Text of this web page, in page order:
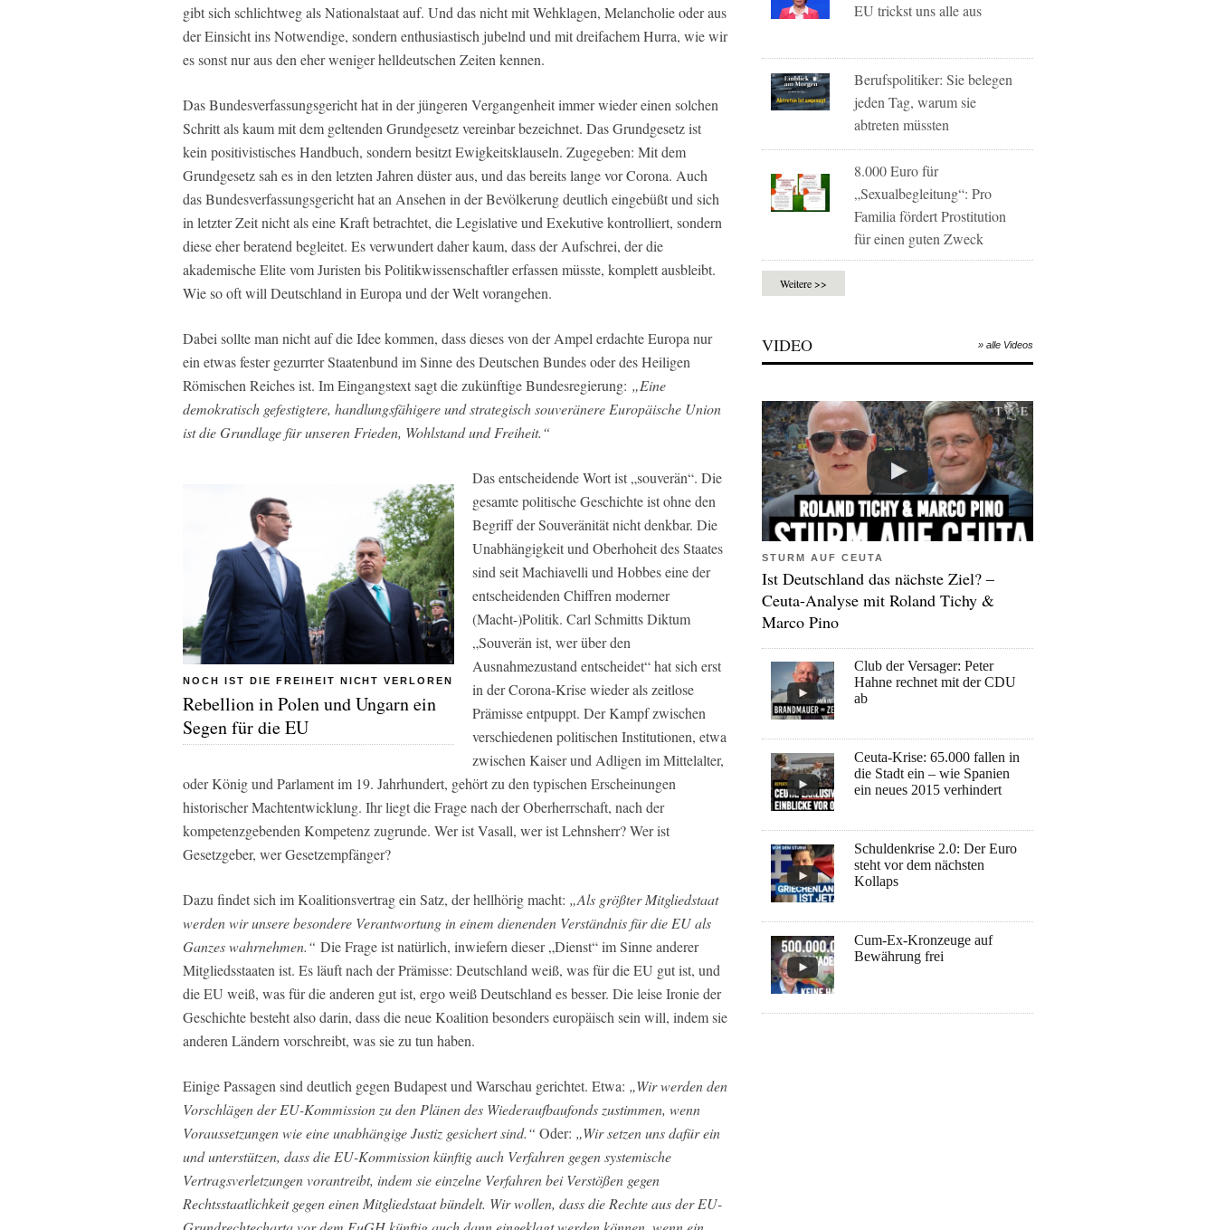
gibt sich schlichtweg als Nationalstaat auf. Und das nicht mit Wehklagen, Melancholie oder aus
der Einsicht ins Notwendige, sondern enthusiastisch jubelnd und mit dreifachem Hurra, wie wir
es sonst nur aus den eher weniger helldeutschen Zeiten kennen.
Das Bundesverfassungsgericht hat in der jüngeren Vergangenheit immer wieder einen solchen
Schritt als kaum mit dem geltenden Grundgesetz vereinbar bezeichnet. Das Grundgesetz ist
kein positivistisches Handbuch, sondern besitzt Ewigkeitsklauseln. Zugegeben: Mit dem
Grundgesetz sah es in den letzten Jahren düster aus, und das bereits lange vor Corona. Auch
das Bundesverfassungsgericht hat an Ansehen in der Bevölkerung deutlich eingebüßt und sich
in letzter Zeit nicht als eine Kraft betrachtet, die Legislative und Exekutive kontrolliert, sondern
diese eher beratend begleitet. Es verwundert daher kaum, dass der Aufschrei, der die
akademische Elite vom Juristen bis Politikwissenschaftler erfassen müsste, komplett ausbleibt.
Wie so oft will Deutschland in Europa und der Welt vorangehen.
Dabei sollte man nicht auf die Idee kommen, dass dieses von der Ampel erdachte Europa nur
ein etwas fester gezurrter Staatenbund im Sinne des Deutschen Bundes oder des Heiligen
Römischen Reiches ist. Im Eingangstext sagt die zukünftige Bundesregierung: „Eine
demokratisch gefestigtere, handlungsfähigere und strategisch souveränere Europäische Union
ist die Grundlage für unseren Frieden, Wohlstand und Freiheit.“
NOCH IST DIE FREIHEIT NICHT VERLOREN
Rebellion in Polen und Ungarn ein
Segen für die EU
Das entscheidende Wort ist „souverän“. Die
gesamte politische Geschichte ist ohne den
Begriff der Souveränität nicht denkbar. Die
Unabhängigkeit und Oberhoheit des Staates
sind seit Machiavelli und Hobbes eine der
entscheidenden Chiffren moderner
(Macht-)Politik. Carl Schmitts Diktum
„Souverän ist, wer über den
Ausnahmezustand entscheidet“ hat sich erst
in der Corona-Krise wieder als zeitlose
Prämisse entpuppt. Der Kampf zwischen
verschiedenen politischen Institutionen, etwa
zwischen Kaiser und Adligen im Mittelalter,
oder König und Parlament im 19. Jahrhundert, gehört zu den typischen Erscheinungen
historischer Machtentwicklung. Ihr liegt die Frage nach der Oberherrschaft, nach der
kompetenzgebenden Kompetenz zugrunde. Wer ist Vasall, wer ist Lehnsherr? Wer ist
Gesetzgeber, wer Gesetzempfänger?
Dazu findet sich im Koalitionsvertrag ein Satz, der hellhörig macht: „Als größter Mitgliedstaat
werden wir unsere besondere Verantwortung in einem dienenden Verständnis für die EU als
Ganzes wahrnehmen.“ Die Frage ist natürlich, inwiefern dieser „Dienst“ im Sinne anderer
Mitgliedsstaaten ist. Es läuft nach der Prämisse: Deutschland weiß, was für die EU gut ist, und
die EU weiß, was für die anderen gut ist, ergo weiß Deutschland es besser. Die leise Ironie der
Geschichte besteht also darin, dass die neue Koalition besonders europäisch sein will, indem sie
anderen Ländern vorschreibt, was sie zu tun haben.
Einige Passagen sind deutlich gegen Budapest und Warschau gerichtet. Etwa: „Wir werden den
Vorschlägen der EU-Kommission zu den Plänen des Wiederaufbaufonds zustimmen, wenn
Voraussetzungen wie eine unabhängige Justiz gesichert sind.“ Oder: „Wir setzen uns dafür ein
und unterstützen, dass die EU-Kommission künftig auch Verfahren gegen systemische
Vertragsverletzungen vorantreibt, indem sie einzelne Verfahren bei Verstößen gegen
Rechtsstaatlichkeit gegen einen Mitgliedstaat bündelt. Wir wollen, dass die Rechte aus der EU-
EU trickst uns alle aus
Berufspolitiker: Sie belegen
jeden Tag, warum sie
abtreten müssten
8.000 Euro für
„Sexualbegleitung“: Pro
Familia fördert Prostitution
für einen guten Zweck
Weitere >>
VIDEO » alle Videos
STURM AUF CEUTA
Ist Deutschland das nächste Ziel? –
Ceuta-Analyse mit Roland Tichy &
Marco Pino
Club der Versager: Peter
Hahne rechnet mit der CDU
ab
Ceuta-Krise: 65.000 fallen in
die Stadt ein – wie Spanien
ein neues 2015 verhindert
Schuldenkrise 2.0: Der Euro
steht vor dem nächsten
Kollaps
Cum-Ex-Kronzeuge auf
Bewährung frei